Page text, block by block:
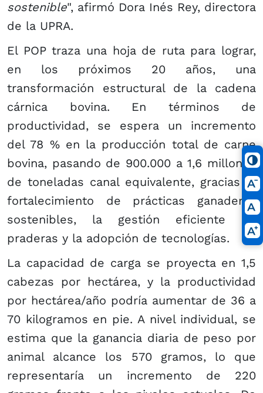
sostenible", afirmó Dora Inés Rey, directora
de la UPRA.
El POP traza una hoja de ruta para lograr,
en los próximos 20 años, una
transformación estructural de la cadena
cárnica bovina. En términos de
productividad, se espera un incremento
del 78 % en la producción total de carne
bovina, pasando de 900.000 a 1,6 millones
de toneladas canal equivalente, gracias al
fortalecimiento de prácticas ganaderas
sostenibles, la gestión eficiente de
praderas y la adopción de tecnologías.
La capacidad de carga se proyecta en 1,5
cabezas por hectárea, y la productividad
por hectárea/año podría aumentar de 36 a
70 kilogramos en pie. A nivel individual, se
estima que la ganancia diaria de peso por
animal alcance los 570 gramos, lo que
representaría un incremento de 220